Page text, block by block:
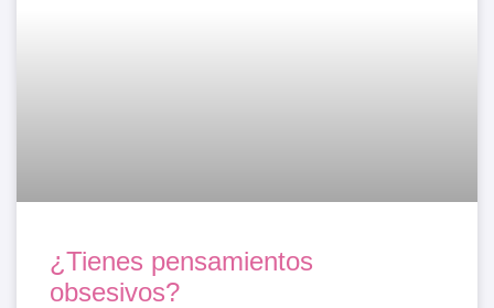
¿Tienes pensamientos
obsesivos?